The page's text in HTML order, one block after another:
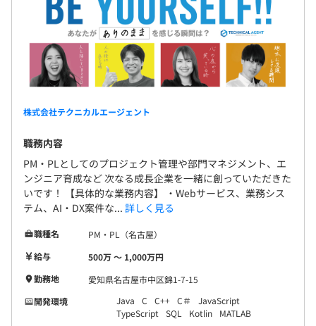
株式会社テクニカルエージェント
職務内容
PM・PLとしてのプロジェクト管理や部門マネジメント、エ
ンジニア育成など 次なる成長企業を一緒に創っていただきた
いです！ 【具体的な業務内容】 ・Webサービス、業務シス
テム、AI・DX案件な... 詳しく見る
職種名
PM・PL（名古屋）
給与
500万 〜 1,000万円
勤務地
愛知県名古屋市中区錦1-7-15
開発環境
Java C C++ C＃
JavaScript
TypeScript
SQL Kotlin
MATLAB